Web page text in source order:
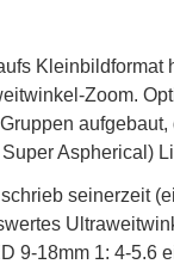
Kleinbildformat
Zoom.
aufgebaut,
Aspherical)
seinerzeit
9-18mm 1: 4-5.6